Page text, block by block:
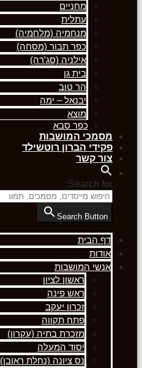
מחניים
עתלית
מנחמיה (מלחמיה)
כפר תבור (מסחה)
אילניה (סג'רה)
בית גן
הר טוב
יבנאל – ימה
מוצא
כפר סבא
מסמכי המושבות
פקידי הברון רוטשילד
צור קשר
Search for:
Search Button
דף הבית
אודות
אנשי המושבות
ראשון לציון
ראש פינה
זכרון יעקב
פתח תקווה
מזכרת בתיה (עקרון)
יסוד המעלה
נס ציונה (נחלת ראובן)